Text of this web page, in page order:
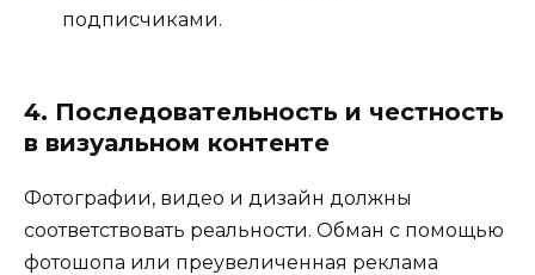
подписчиками.
4. Последовательность и честность
в визуальном контенте
Фотографии, видео и дизайн должны
соответствовать реальности. Обман с помощью
фотошопа или преувеличенная реклама